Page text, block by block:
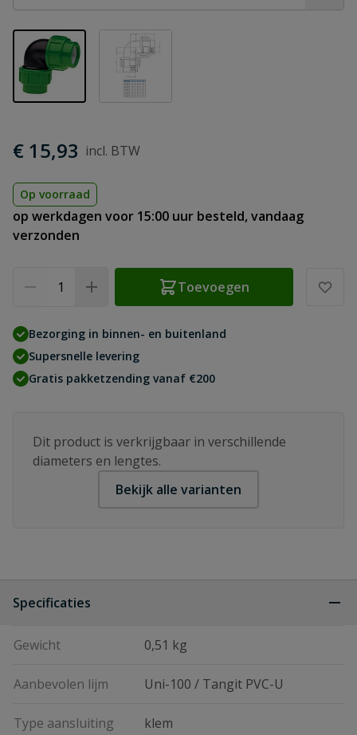
View larger imageView larger image
€ 15,93
Op voorraad
op werkdagen voor 15:00 uur besteld, vandaag
verzonden
Toevoegen
Bezorging in binnen- en buitenland
Supersnelle levering
Gratis pakketzending vanaf €200
Dit product is verkrijgbaar in verschillende
diameters en lengtes.
Bekijk alle varianten
Specificaties
Gewicht 0,51 kg
Aanbevolen lijm Uni-100 / Tangit PVC-U
Type aansluiting klem